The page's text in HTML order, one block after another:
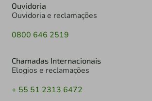
Ouvidoria
Ouvidoria e reclamações
0800 646 2519
Chamadas Internacionais
Elogios e reclamações
+ 55 51 2313 6472